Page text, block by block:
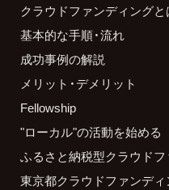
クラウドファンディングと
基本的な手順・流れ
成功事例の解説
メリット・デメリット
Fellowship
"ローカル"の活動を始める
ふるさと納税型クラウド
東京都クラウドファンデ